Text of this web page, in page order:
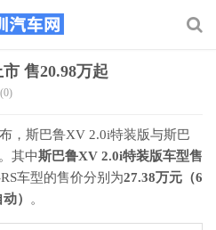
售20.98万起
，斯巴鲁XV 2.0i特装版与斯巴
其中斯巴鲁XV 2.0i特装版车型售
车型的售价分别为27.38万元（6
）
。